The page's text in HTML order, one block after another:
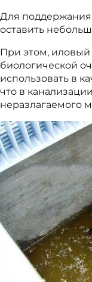
Для
оставить
При этом, иловый
биологической
использовать в
что в
неразлагаемого